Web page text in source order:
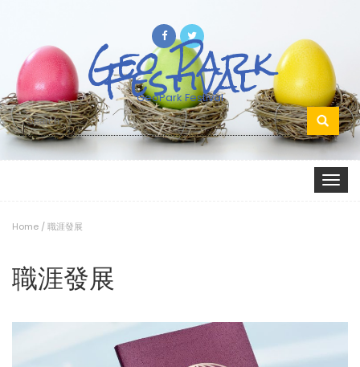
Geo Park
Festival
GeoPark Festival
Search
for:
Toggle
Home /職涯發展
職涯發展